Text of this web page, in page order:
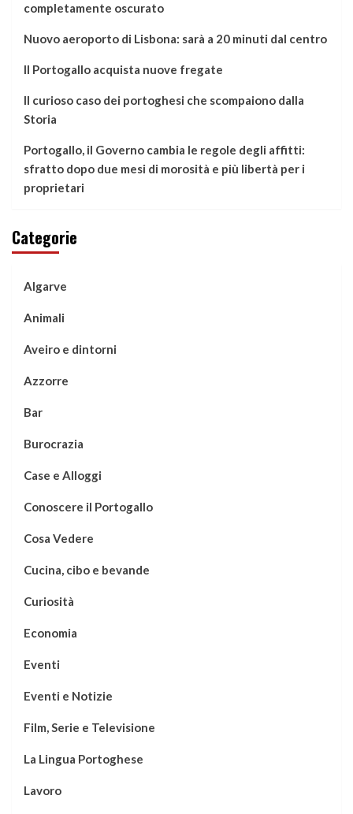
completamente oscurato
Nuovo aeroporto di Lisbona: sarà a 20 minuti dal centro
Il Portogallo acquista nuove fregate
Il curioso caso dei portoghesi che scompaiono dalla
Storia
Portogallo, il Governo cambia le regole degli affitti:
sfratto dopo due mesi di morosità e più libertà per i
proprietari
Categorie
Algarve
Animali
Aveiro e dintorni
Azzorre
Bar
Burocrazia
Case e Alloggi
Conoscere il Portogallo
Cosa Vedere
Cucina, cibo e bevande
Curiosità
Economia
Eventi
Eventi e Notizie
Film, Serie e Televisione
La Lingua Portoghese
Lavoro